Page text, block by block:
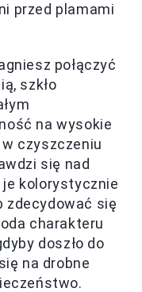
przed plamami
połączyć
szkło
na wysokie
czyszczeniu
się nad
kolorystycznie
zdecydować się
charakteru
doszło do
na drobne